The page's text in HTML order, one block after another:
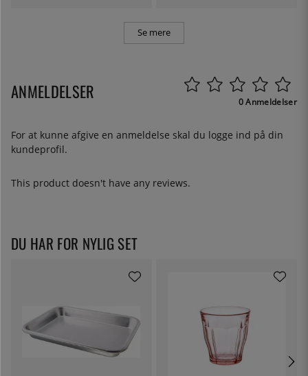
Se mere
ANMELDELSER 0 Anmeldelser
For at kunne afgive en anmeldelse skal du logge ind på din
kundeprofil.
This product doesn't have any reviews.
DU HAR FOR NYLIG SET